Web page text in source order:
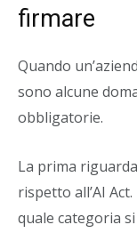
firmare
Quando
sono alcune
obbligatorie.
La prima
rispetto all’AI
quale categoria